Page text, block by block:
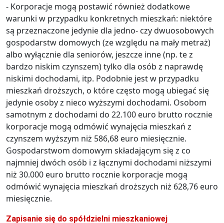
- Korporacje mogą postawić również dodatkowe
warunki w przypadku konkretnych mieszkań: niektóre
są przeznaczone jedynie dla jedno- czy dwuosobowych
gospodarstw domowych (ze względu na mały metraż)
albo wyłącznie dla seniorów, jeszcze inne (np. te z
bardzo niskim czynszem) tylko dla osób z naprawdę
niskimi dochodami, itp. Podobnie jest w przypadku
mieszkań droższych, o które często mogą ubiegać się
jedynie osoby z nieco wyższymi dochodami. Osobom
samotnym z dochodami do 22.100 euro brutto rocznie
korporacje mogą odmówić wynajęcia mieszkań z
czynszem wyższym niż 586,68 euro miesięcznie.
Gospodarstwom domowym składającym się z co
najmniej dwóch osób i z łącznymi dochodami niższymi
niż 30.000 euro brutto rocznie korporacje mogą
odmówić wynajęcia mieszkań droższych niż 628,76 euro
miesięcznie.
Zapisanie się do spółdzielni mieszkaniowej